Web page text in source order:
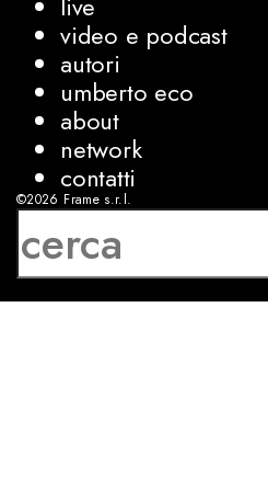
video e podcast
autori
umberto eco
about
network
contatti
©2026 Frame s.r.l.
P.IVA 08927250962
sviluppo:Luca Bunino